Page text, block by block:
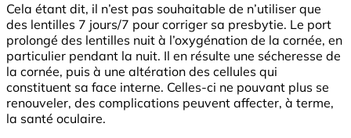
Cela étant dit, il n’est pas souhaitable de n’utiliser que
des lentilles 7 jours/7 pour corriger sa presbytie. Le port
prolongé des lentilles nuit à l’oxygénation de la cornée, en
particulier pendant la nuit. Il en résulte une sécheresse de
la cornée, puis à une altération des cellules qui
constituent sa face interne. Celles-ci ne pouvant plus se
renouveler, des complications peuvent affecter, à terme,
la santé oculaire.